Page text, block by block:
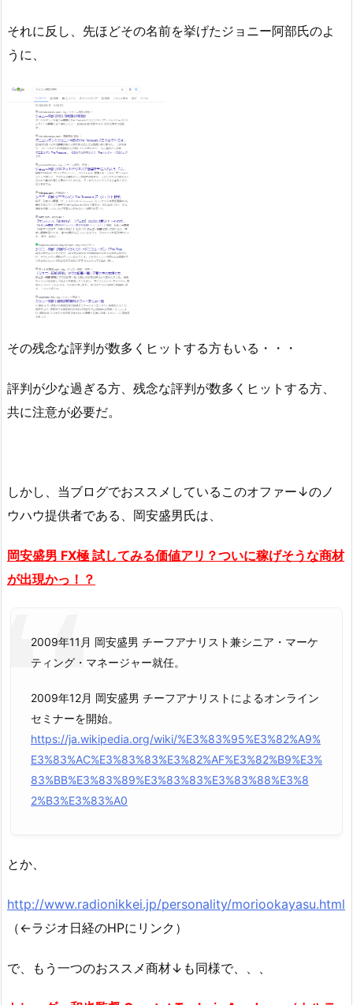
それに反し、先ほどその名前を挙げたジョニー阿部氏のよ
うに、
その残念な評判が数多くヒットする方もいる・・・
評判が少な過ぎる方、残念な評判が数多くヒットする方、
共に注意が必要だ。
しかし、当ブログでおススメしているこのオファー↓のノ
ウハウ提供者である、岡安盛男氏は、
岡安盛男 FX極 試してみる価値アリ？ついに稼げそうな商材
が出現かっ！？
2009年11月 岡安盛男 チーフアナリスト兼シニア・マーケ
ティング・マネージャー就任。
2009年12月 岡安盛男 チーフアナリストによるオンライン
セミナーを開始。
https://ja.wikipedia.org/wiki/%E3%83%95%E3%82%A9%
E3%83%AC%E3%83%83%E3%82%AF%E3%82%B9%E3%
83%BB%E3%83%89%E3%83%83%E3%83%88%E3%8
2%B3%E3%83%A0
とか、
http://www.radionikkei.jp/personality/moriookayasu.html
（←ラジオ日経のHPにリンク）
で、もう一つのおススメ商材↓も同様で、、、